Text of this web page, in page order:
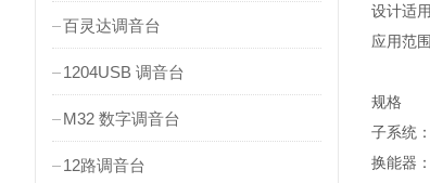
百灵达调音台
1204USB 调音台
M32 数字调音台
12路调音台
设计适
应用范
规格
子系统：
换能器